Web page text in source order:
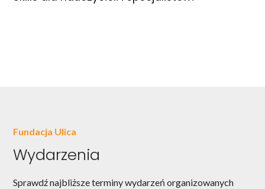
Fundacja Ulica
Wydarzenia
Sprawdź najbliższe terminy wydarzeń organizowanych